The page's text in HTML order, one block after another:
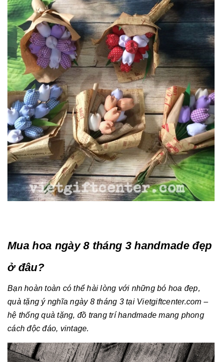
Mua hoa ngày 8 tháng 3 handmade đẹp
ở đâu?
Bạn hoàn toàn có thể hài lòng với những bó hoa đẹp,
quà tặng ý nghĩa ngày 8 tháng 3 tại Vietgiftcenter.com –
hệ thống quà tặng, đồ trang trí handmade mang phong
cách độc đáo, vintage.